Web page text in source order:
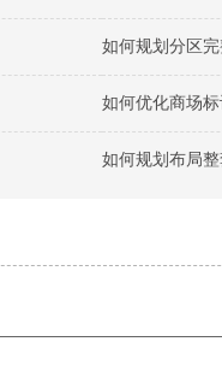
如何规划分区
如何优化商场
如何规划布局